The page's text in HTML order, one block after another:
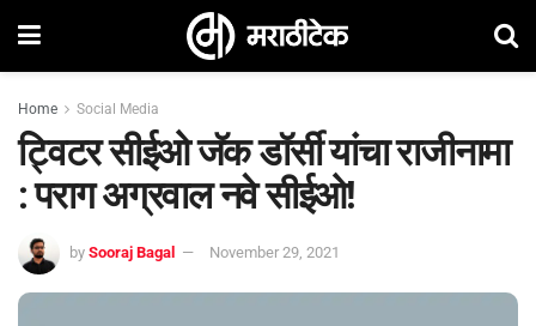
Home Social Media
ट्विटर सीईओ जॅक डॉर्सी यांचा राजीनामा
: पराग अग्रवाल नवे सीईओ!
by Sooraj Bagal November 29, 2021